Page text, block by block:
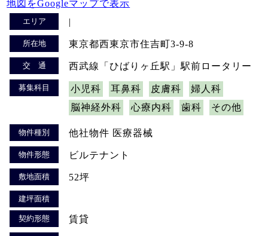
地図をGoogleマップで表示
エリア |
所在地 東京都西東京市住吉町3-9-8
交 通 西武線「ひばりヶ丘駅」駅前ロータリー
募集科目 小児科 耳鼻科 皮膚科
婦人科
脳神経外科
心療内科 歯科 その他
物件種別 他社物件 医療器械
物件形態 ビルテナント
敷地面積 52坪
建坪面積
契約形態 賃貸